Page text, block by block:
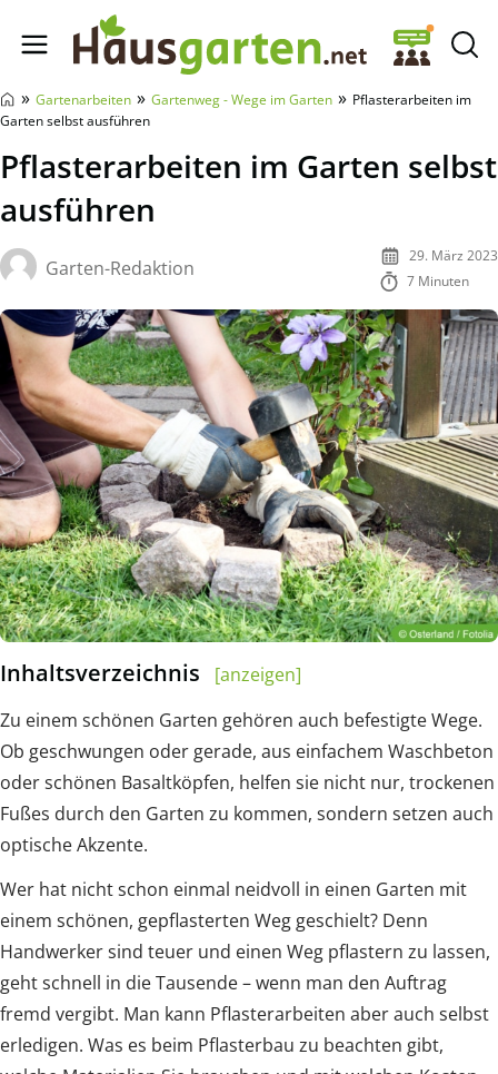
Hausgarten.net
» Gartenarbeiten » Gartenweg - Wege im Garten » Pflasterarbeiten im
Garten selbst ausführen
Pflasterarbeiten im Garten selbst
ausführen
Garten-Redaktion
29. März 2023
7 Minuten
Inhaltsverzeichnis
[anzeigen]
Zu einem schönen Garten gehören auch befestigte Wege.
Ob geschwungen oder gerade, aus einfachem Waschbeton
oder schönen Basaltköpfen, helfen sie nicht nur, trockenen
Fußes durch den Garten zu kommen, sondern setzen auch
optische Akzente.
Wer hat nicht schon einmal neidvoll in einen Garten mit
einem schönen, gepflasterten Weg geschielt? Denn
Handwerker sind teuer und einen Weg pflastern zu lassen,
geht schnell in die Tausende – wenn man den Auftrag
fremd vergibt. Man kann Pflasterarbeiten aber auch selbst
erledigen. Was es beim Pflasterbau zu beachten gibt,